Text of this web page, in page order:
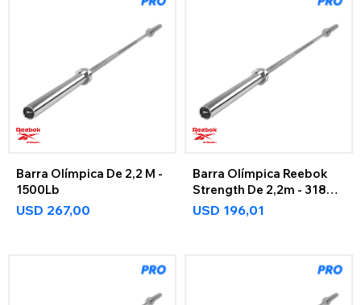
Barra Olímpica De 2,2 M -
1500Lb
USD 267,00
Barra Olímpica Reebok
Strength De 2,2m - 318Kg
Reebok Strength
USD 196,01